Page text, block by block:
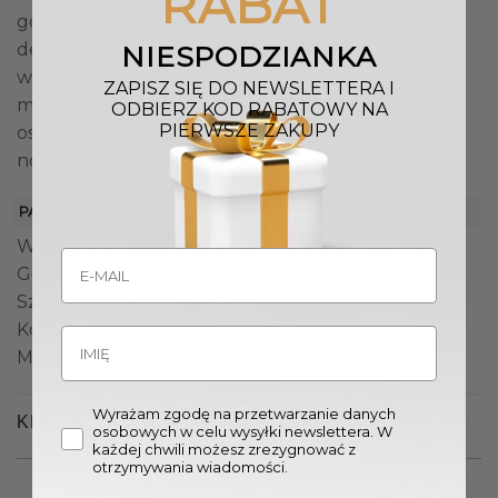
gościnnych. Jej neutralna kolorystyka i elegancki
design czynią ją uniwersalnym meblem, który
wpasuje się zarówno w aranżacje skandynawskie,
modern classic, jak i glamour. To propozycja dla
osób, które szukają piękna, funkcjonalności i
nowoczesnego charakteru w jednym.
PARAMETRY
Wymiary sofy (Sz. x Dł. x W.): 100 x 235 x 88 cm
Głębokość siedziska: 60/80 cm
Szerokość siedziska: 195 cm
Kolor sofy: Czarny
Materiał: Tkanina, Metal
KLIENCI OGLĄDALI RÓWNIEŻ
NIESPODZIANKA
ZAPISZ SIĘ DO NEWSLETTERA I
ODBIERZ KOD RABATOWY NA
PIERWSZE ZAKUPY
Wyrażam zgodę na przetwarzanie danych
osobowych w celu wysyłki newslettera. W
każdej chwili możesz zrezygnować z
otrzymywania wiadomości.